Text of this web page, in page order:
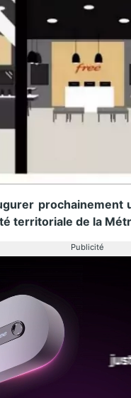
territoriale de la
Publicité